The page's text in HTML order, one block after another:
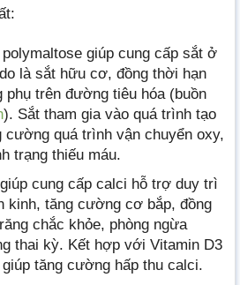
giúp cung cấp sắt ở
là sắt hữu cơ, đồng thời hạn
phụ trên đường tiêu hóa (buồn
). Sắt tham gia vào quá trình tạo
cường quá trình vận chuyển oxy,
trạng thiếu máu.
cung cấp calci hỗ trợ duy trì
kinh, tăng cường cơ bắp, đồng
chắc khỏe, phòng ngừa
thai kỳ. Kết hợp với Vitamin D3
tăng cường hấp thu calci.